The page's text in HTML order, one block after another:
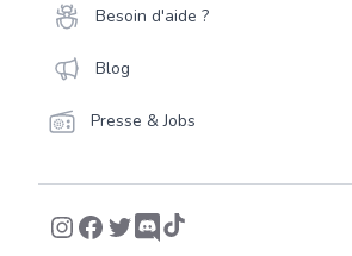
Besoin d'aide ?
Blog
Presse & Jobs